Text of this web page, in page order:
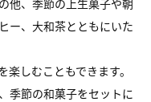
他、季節の上生菓子や朝
ー、大和茶とともにいた
しむこともできます。
季節の和菓子をセットに